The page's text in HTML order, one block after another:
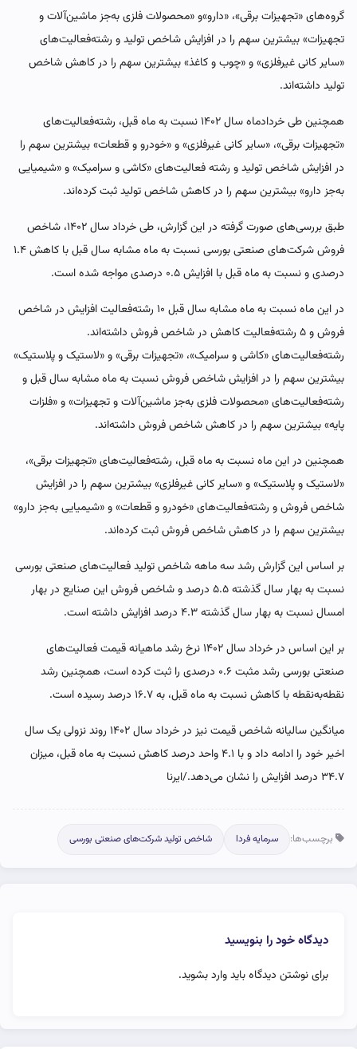
گروه‌های «تجهیزات برقی»، «دارو»و «محصولات فلزی به‌جز ماشین‌آلات و
تجهیزات» بیشترین سهم را در افزایش شاخص تولید و رشته‌فعالیت‌های
«سایر کانی غیرفلزی» و «چوب و کاغذ» بیشترین سهم را در کاهش شاخص
تولید داشته‌اند.
همچنین طی خردادماه سال ۱۴۰۲ نسبت به ماه قبل، رشته‌فعالیت‌های
«تجهیزات برقی»، «سایر کانی غیرفلزی» و «خودرو و قطعات» بیشترین سهم را
در افزایش شاخص تولید و رشته‌ فعالیت‌های «کاشی و سرامیک» و «شیمیایی
به‌جز دارو» بیشترین سهم را در کاهش شاخص تولید ثبت کرده‌اند.
طبق بررسی‌های صورت گرفته در این گزارش، طی خرداد سال ۱۴۰۲، شاخص
فروش شرکت‌های صنعتی بورسی نسبت به ماه مشابه سال قبل با کاهش ۱.۴
درصدی و نسبت به ماه قبل با افزایش ۰.۵ درصدی مواجه شده است.
در این ماه نسبت به ماه مشابه سال قبل ۱۰ رشته‌فعالیت افزایش در شاخص
فروش و ۵ رشته‌فعالیت کاهش در شاخص فروش داشته‌اند.
رشته‌فعالیت‌های «کاشی و سرامیک»، «تجهیزات برقی» و «لاستیک و پلاستیک»
بیشترین سهم را در افزایش شاخص فروش نسبت به ماه مشابه سال قبل و
رشته‌فعالیت‌های «محصولات فلزی به‌جز ماشین‌آلات و تجهیزات» و «فلزات
پایه» بیشترین سهم را در کاهش شاخص فروش داشته‌اند.
همچنین در این ماه نسبت به ماه قبل، رشته‌فعالیت‌های «تجهیزات برقی»،
«لاستیک و پلاستیک» و «سایر کانی غیرفلزی» بیشترین سهم را در افزایش
شاخص فروش و رشته‌فعالیت‌های «خودرو و قطعات» و «شیمیایی به‌جز دارو»
بیشترین سهم را در کاهش شاخص فروش ثبت کرده‌اند.
بر اساس این گزارش رشد سه ماهه شاخص تولید فعالیت‌های صنعتی بورسی
نسبت به بهار سال گذشته ۵.۵ درصد و شاخص فروش این صنایع در بهار
امسال نسبت به بهار سال گذشته ۴.۳ درصد افزایش داشته است.
بر این اساس در خرداد سال ۱۴۰۲ نرخ رشد ماهیانه قیمت فعالیت‌های
صنعتی بورسی رشد مثبت ۰.۶ درصدی را ثبت کرده است، همچنین رشد
نقطه‌به‌نقطه با کاهش نسبت به ماه قبل، به ۱۶.۷ درصد رسیده است.
میانگین سالیانه شاخص قیمت نیز در خرداد سال ۱۴۰۲ روند نزولی یک سال
اخیر خود را ادامه داد و با ۴.۱ واحد درصد کاهش نسبت به ماه قبل، میزان
۳۴.۷ درصد افزایش را نشان می‌دهد./ایرنا
برچسب‌ها: سرمایه فردا شاخص تولید شرکت‌های صنعتی بورسی
دیدگاه خود را بنویسید
برای نوشتن دیدگاه بایدوارد بشوید.